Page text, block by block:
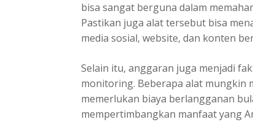
bisa sangat berguna dalam
Pastikan juga alat tersebut bisa
media sosial, website, dan konten
Selain itu, anggaran juga menjadi
monitoring. Beberapa alat mungkin
memerlukan biaya berlangganan
mempertimbangkan manfaat yang